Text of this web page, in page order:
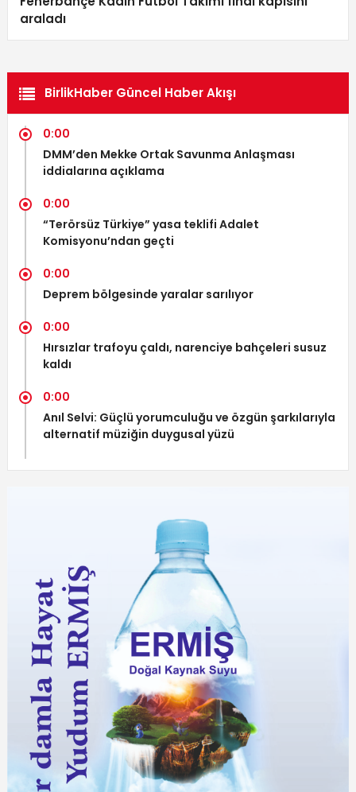
araladı
BirlikHaber Güncel Haber Akışı
0:00
DMM’den Mekke Ortak Savunma Anlaşması
iddialarına açıklama
0:00
“Terörsüz Türkiye” yasa teklifi Adalet
Komisyonu’ndan geçti
0:00
Deprem bölgesinde yaralar sarılıyor
0:00
Hırsızlar trafoyu çaldı, narenciye bahçeleri susuz
kaldı
0:00
Anıl Selvi: Güçlü yorumculuğu ve özgün şarkılarıyla
alternatif müziğin duygusal yüzü